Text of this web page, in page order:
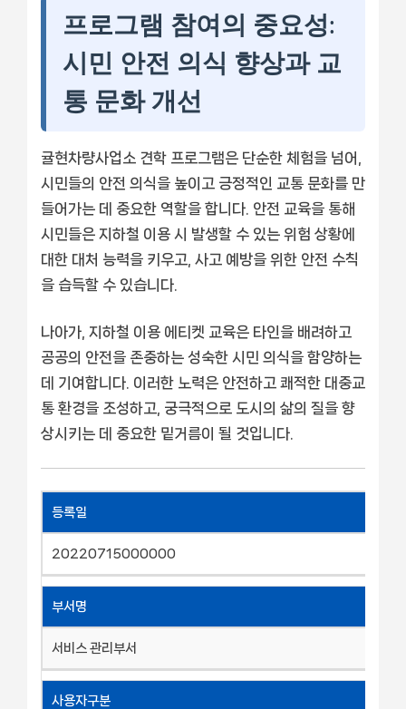
프로그램 참여의 중요성:
시민 안전 의식 향상과 교
통 문화 개선
귤현차량사업소 견학 프로그램은 단순한 체험을 넘어,
시민들의 안전 의식을 높이고 긍정적인 교통 문화를 만
들어가는 데 중요한 역할을 합니다. 안전 교육을 통해
시민들은 지하철 이용 시 발생할 수 있는 위험 상황에
대한 대처 능력을 키우고, 사고 예방을 위한 안전 수칙
을 습득할 수 있습니다.
나아가, 지하철 이용 에티켓 교육은 타인을 배려하고
공공의 안전을 존중하는 성숙한 시민 의식을 함양하는
데 기여합니다. 이러한 노력은 안전하고 쾌적한 대중교
통 환경을 조성하고, 궁극적으로 도시의 삶의 질을 향
상시키는 데 중요한 밑거름이 될 것입니다.
등록일
20220715000000
부서명
서비스 관리부서
사용자구분